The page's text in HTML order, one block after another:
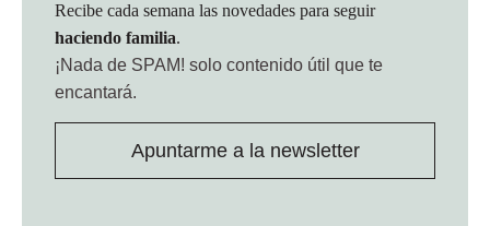
Recibe cada semana las novedades para seguir
haciendo familia.
¡Nada de SPAM! solo contenido útil que te
encantará.
Apuntarme a la newsletter